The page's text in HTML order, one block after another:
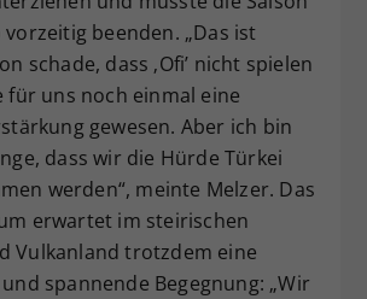
vorzeitig beenden. „Das ist
schade, dass ‚Ofi’ nicht spielen
für uns noch einmal eine
gewesen. Aber ich bin
dass wir die Hürde Türkei
werden“, meinte Melzer. Das
erwartet im steirischen
Vulkanland trotzdem eine
spannende Begegnung: „Wir